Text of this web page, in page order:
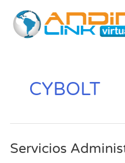
contenido
CYBOLT
Servicios
Servicios
Administrados